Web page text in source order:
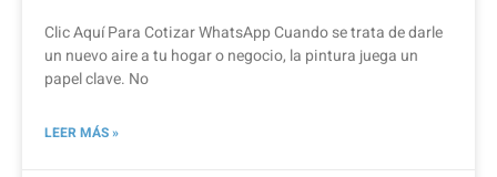
Clic Aquí Para Cotizar​ WhatsApp Cuando se trata de darle
un nuevo aire a tu hogar o negocio, la pintura juega un
papel clave. No
LEER MÁS »